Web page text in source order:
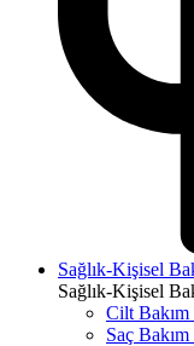
Sağlık-Kişisel
Sağlık-Kişisel
Cilt
Saç